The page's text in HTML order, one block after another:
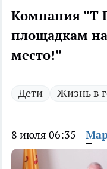
Компания "Т
площадкам на
место!"
Дети Жизнь в
8 июля 06:35